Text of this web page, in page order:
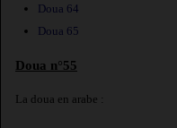
Doua 64
Doua 65
Doua n°55
La doua en arabe :